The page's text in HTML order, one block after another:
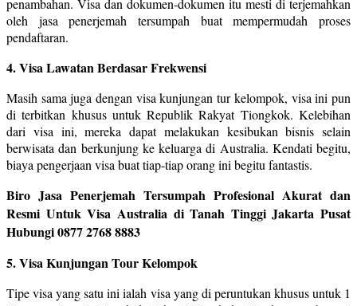
penambahan. Visa dan dokumen-dokumen itu mesti di terjemahkan
oleh jasa penerjemah tersumpah buat mempermudah proses
pendaftaran.
4. Visa Lawatan Berdasar Frekwensi
Masih sama juga dengan visa kunjungan tur kelompok, visa ini pun
di terbitkan khusus untuk Republik Rakyat Tiongkok. Kelebihan
dari visa ini, mereka dapat melakukan kesibukan bisnis selain
berwisata dan berkunjung ke keluarga di Australia. Kendati begitu,
biaya pengerjaan visa buat tiap-tiap orang ini begitu fantastis.
Biro Jasa Penerjemah Tersumpah Profesional Akurat dan
Resmi Untuk Visa Australia di Tanah Tinggi Jakarta Pusat
Hubungi 0877 2768 8883
5. Visa Kunjungan Tour Kelompok
Tipe visa yang satu ini ialah visa yang di peruntukan khusus untuk 1